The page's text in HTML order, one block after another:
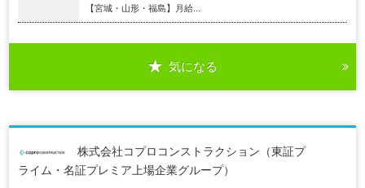
【宮城・山形・福島】月給...
気になる
株式会社コプロコンストラクション（東証プ
ライム・名証プレミア上場企業グループ）